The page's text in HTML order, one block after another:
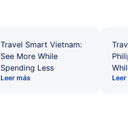
Travel Smart Vietnam:
See More While
Spending Less
Leer más Leer